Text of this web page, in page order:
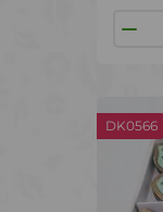
DK0566